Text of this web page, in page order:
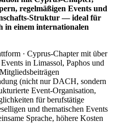
regelmäßigen Events und
Struktur — ideal für
in einem internationalen
· Cyprus-Chapter mit über
in Limassol, Paphos und
(nicht nur DACH, sondern
Event-Organisation,
für berufstätige
und thematischen Events
Sprache, höhere Kosten